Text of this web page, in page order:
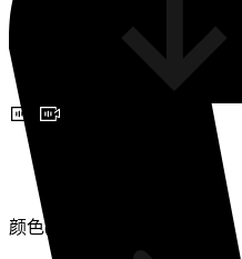
颜色(2)